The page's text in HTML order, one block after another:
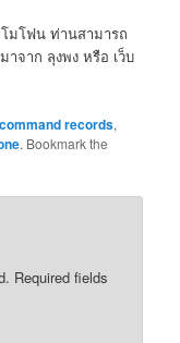
มโฟน ท่านสามารถ
จาก ลุงพง หรือ เว็บ
command records,
. Bookmark the
Required fields